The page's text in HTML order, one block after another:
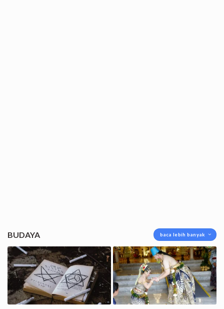
BUDAYA baca lebih banyak